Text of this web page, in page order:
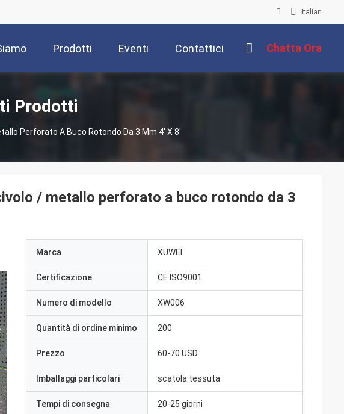
Italian
Prodotti Eventi Contattici Chatta Ora
Prodotti
Perforato A Buco Rotondo Da 3 Mm 4' X 8'
/ metallo perforato a buco rotondo da 3
Marca XUWEI
Certificazione CE ISO9001
Numero di modello XW006
Quantità di ordine minimo 200
Prezzo 60-70 USD
Imballaggi particolari scatola tessuta
Tempi di consegna 20-25 giorni